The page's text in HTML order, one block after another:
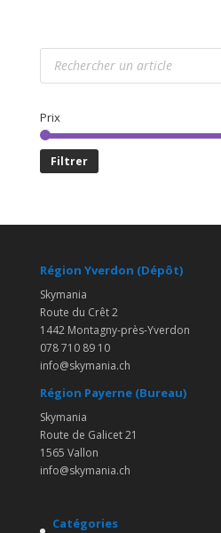
Recherche
produits
Prix
Filtrer
Région Yverdon (Dépôt)
Skymania
Route du Crêt 2
1442 Montagny-près-Yverdon
078 710 89 10
info@skymania.ch
Région Payerne (Bureau)
Skymania
Route de Galicet 21
1565 Vallon
info@skymania.ch
Catégories